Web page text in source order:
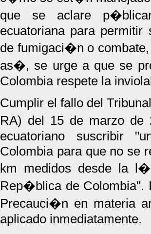
que se aclare
ecuatoriana para permitir
de fumigaci�n o
as�, se urge a que se
Colombia respete la
Cumplir el fallo del
RA) del 15 de marzo
ecuatoriano suscribir
Colombia para que no se
km medidos desde la
Rep�blica de Colombia".
Precauci�n en materia
aplicado inmediatamente.